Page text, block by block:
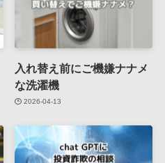
入れ替え前にご機嫌ナナメ
な洗濯機
2026-04-13